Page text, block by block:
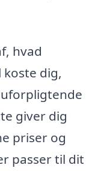
hvad
dig,
giver dig
priser og
passer til dit